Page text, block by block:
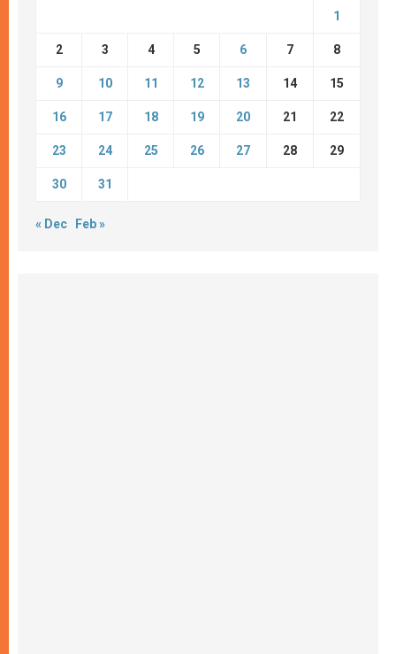
1
2 3 4 5 6 7 8
9 10 11 12 13 14 15
16 17 18 19 20 21 22
23 24 25 26 27 28 29
30 31
« Dec Feb »